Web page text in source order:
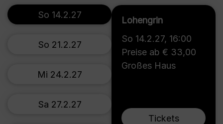
Lohengrin
So 14.2.27, 16:00
Preise ab € 33,00
Großes Haus
Tickets
So 14.2.27
So 21.2.27
Mi 24.2.27
Sa 27.2.27